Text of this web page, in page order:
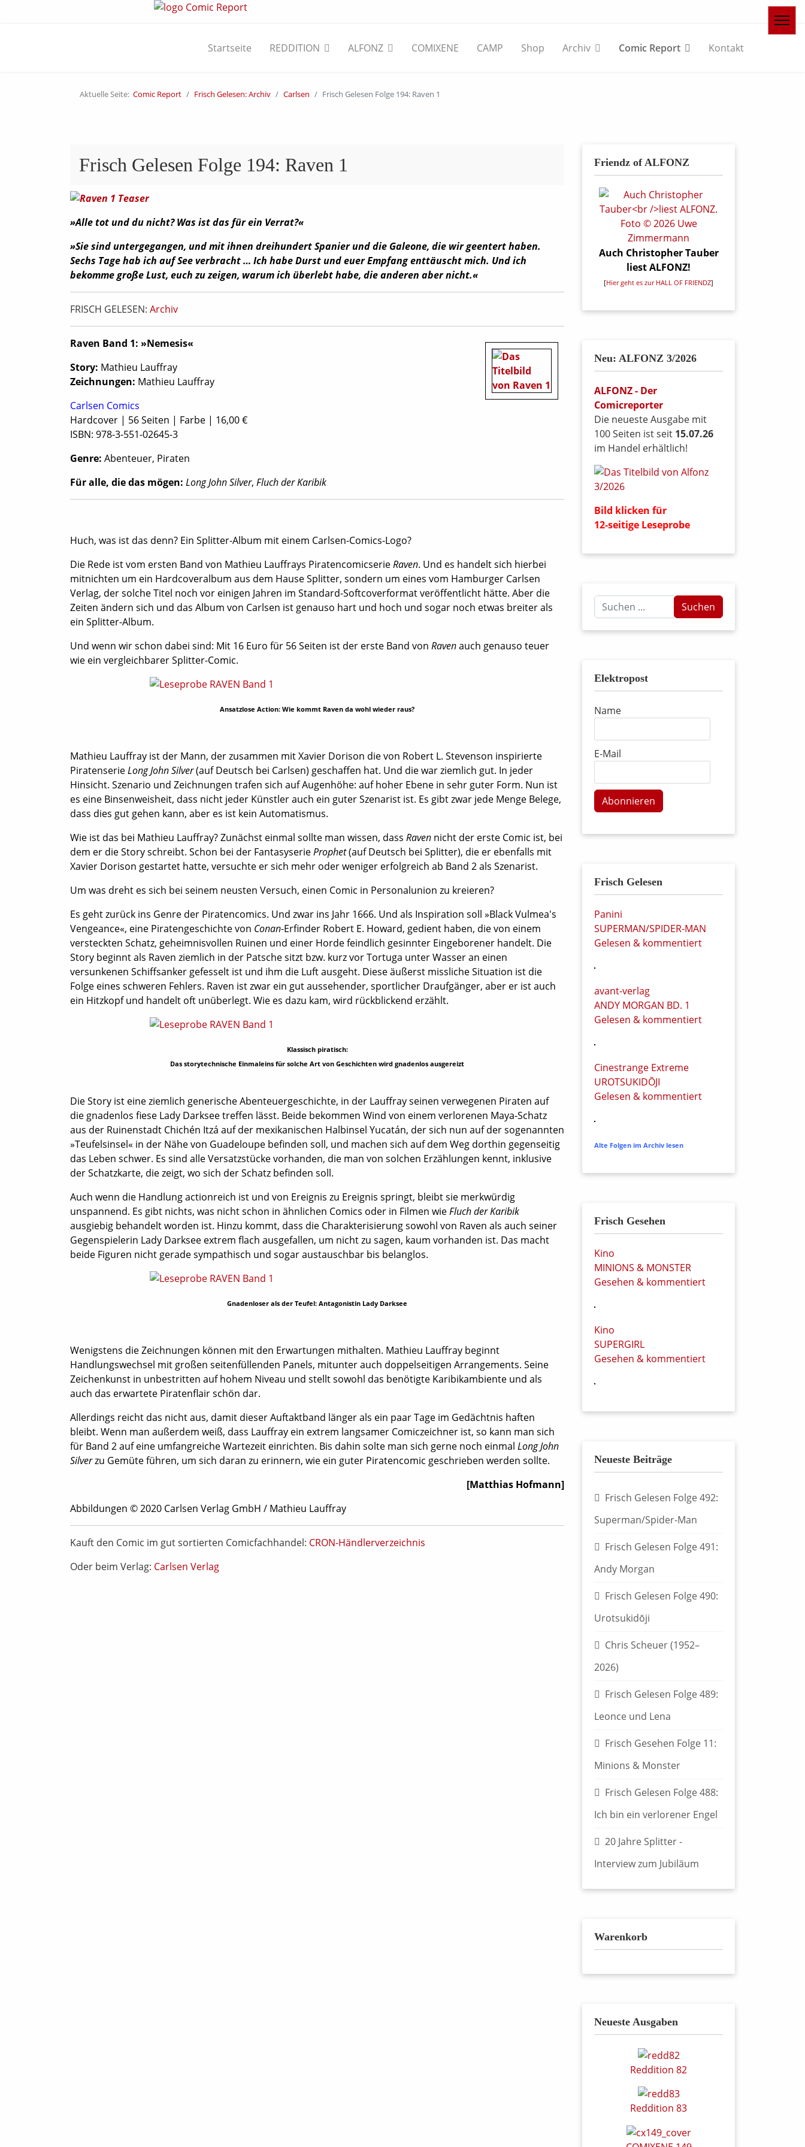
Startseite REDDITION ALFONZ COMIXENE CAMP Shop Archiv Comic Report Kontakt
Aktuelle Seite: Comic Report Frisch Gelesen: Archiv Carlsen Frisch Gelesen Folge 194: Raven 1
Frisch Gelesen Folge 194: Raven 1
»Alle tot und du nicht? Was ist das für ein Verrat?«
»Sie sind untergegangen, und mit ihnen dreihundert Spanier und die Galeone, die wir geentert haben.
Sechs Tage hab ich auf See verbracht … Ich habe Durst und euer Empfang enttäuscht mich. Und ich
bekomme große Lust, euch zu zeigen, warum ich überlebt habe, die anderen aber nicht.«
FRISCH GELESEN: Archiv
Raven Band 1: »Nemesis«
Story: Mathieu Lauffray
Zeichnungen: Mathieu Lauffray
Carlsen Comics
Hardcover | 56 Seiten | Farbe | 16,00 €
ISBN: 978-3-551-02645-3
Genre: Abenteuer, Piraten
Für alle, die das mögen: Long John Silver, Fluch der Karibik
Huch, was ist das denn? Ein Splitter-Album mit einem Carlsen-Comics-Logo?
Die Rede ist vom ersten Band von Mathieu Lauffrays PiratencomicserieRaven. Und es handelt sich hierbei
mitnichten um ein Hardcoveralbum aus dem Hause Splitter, sondern um eines vom Hamburger Carlsen
Verlag, der solche Titel noch vor einigen Jahren im Standard-Softcoverformat veröffentlicht hätte. Aber die
Zeiten ändern sich und das Album von Carlsen ist genauso hart und hoch und sogar noch etwas breiter als
ein Splitter-Album.
Und wenn wir schon dabei sind: Mit 16 Euro für 56 Seiten ist der erste Band von Ravenauch genauso teuer
wie ein vergleichbarer Splitter-Comic.
Ansatzlose Action: Wie kommt Raven da wohl wieder raus?
Mathieu Lauffray ist der Mann, der zusammen mit Xavier Dorison die von Robert L. Stevenson inspirierte
PiratenserieLong John Silver(auf Deutsch bei Carlsen) geschaffen hat. Und die war ziemlich gut. In jeder
Hinsicht. Szenario und Zeichnungen trafen sich auf Augenhöhe: auf hoher Ebene in sehr guter Form. Nun ist
es eine Binsenweisheit, dass nicht jeder Künstler auch ein guter Szenarist ist. Es gibt zwar jede Menge Belege,
dass dies gut gehen kann, aber es ist kein Automatismus.
Wie ist das bei Mathieu Lauffray? Zunächst einmal sollte man wissen, dass Raven nicht der erste Comic ist, bei
dem er die Story schreibt. Schon bei der FantasyserieProphet(auf Deutsch bei Splitter), die er ebenfalls mit
Xavier Dorison gestartet hatte, versuchte er sich mehr oder weniger erfolgreich ab Band 2 als Szenarist.
Um was dreht es sich bei seinem neusten Versuch, einen Comic in Personalunion zu kreieren?
Es geht zurück ins Genre der Piratencomics. Und zwar ins Jahr 1666. Und als Inspiration soll »Black Vulmea's
Vengeance«, eine Piratengeschichte von Conan-Erfinder Robert E. Howard, gedient haben, die von einem
versteckten Schatz, geheimnisvollen Ruinen und einer Horde feindlich gesinnter Eingeborener handelt. Die
Story beginnt als Raven ziemlich in der Patsche sitzt bzw. kurz vor Tortuga unter Wasser an einen
versunkenen Schiffsanker gefesselt ist und ihm die Luft ausgeht. Diese äußerst missliche Situation ist die
Folge eines schweren Fehlers. Raven ist zwar ein gut aussehender, sportlicher Draufgänger, aber er ist auch
ein Hitzkopf und handelt oft unüberlegt. Wie es dazu kam, wird rückblickend erzählt.
Klassisch piratisch:
Das storytechnische Einmaleins für solche Art von Geschichten wird gnadenlos ausgereizt
Die Story ist eine ziemlich generische Abenteuergeschichte, in der Lauffray seinen verwegenen Piraten auf
die gnadenlos fiese Lady Darksee treffen lässt. Beide bekommen Wind von einem verlorenen Maya-Schatz
aus der Ruinenstadt Chichén Itzá auf der mexikanischen Halbinsel Yucatán, der sich nun auf der sogenannten
»Teufelsinsel« in der Nähe von Guadeloupe befinden soll, und machen sich auf dem Weg dorthin gegenseitig
das Leben schwer. Es sind alle Versatzstücke vorhanden, die man von solchen Erzählungen kennt, inklusive
der Schatzkarte, die zeigt, wo sich der Schatz befinden soll.
Auch wenn die Handlung actionreich ist und von Ereignis zu Ereignis springt, bleibt sie merkwürdig
unspannend. Es gibt nichts, was nicht schon in ähnlichen Comics oder in Filmen wieFluch der Karibik
ausgiebig behandelt worden ist. Hinzu kommt, dass die Charakterisierung sowohl von Raven als auch seiner
Gegenspielerin Lady Darksee extrem flach ausgefallen, um nicht zu sagen, kaum vorhanden ist. Das macht
beide Figuren nicht gerade sympathisch und sogar austauschbar bis belanglos.
Gnadenloser als der Teufel: Antagonistin Lady Darksee
Wenigstens die Zeichnungen können mit den Erwartungen mithalten. Mathieu Lauffray beginnt
Handlungswechsel mit großen seitenfüllenden Panels, mitunter auch doppelseitigen Arrangements. Seine
Zeichenkunst in unbestritten auf hohem Niveau und stellt sowohl das benötigte Karibikambiente und als
auch das erwartete Piratenflair schön dar.
Allerdings reicht das nicht aus, damit dieser Auftaktband länger als ein paar Tage im Gedächtnis haften
bleibt. Wenn man außerdem weiß, dass Lauffray ein extrem langsamer Comiczeichner ist, so kann man sich
für Band 2 auf eine umfangreiche Wartezeit einrichten. Bis dahin solte man sich gerne noch einmal Long John
Silverzu Gemüte führen, um sich daran zu erinnern, wie ein guter Piratencomic geschrieben werden sollte.
[Matthias Hofmann]
Abbildungen © 2020 Carlsen Verlag GmbH / Mathieu Lauffray
Kauft den Comic im gut sortierten Comicfachhandel: CRON-Händlerverzeichnis
Oder beim Verlag: Carlsen Verlag
Friendz of ALFONZ
Auch Christopher Tauber
liest ALFONZ!
[Hier geht es zur HALL OF FRIENDZ]
Neu: ALFONZ 3/2026
ALFONZ - Der
Comicreporter
Die neueste Ausgabe mit
100 Seiten ist seit 15.07.26
im Handel erhältlich!
Bild klicken für
12-seitige Leseprobe
Suchen
...
Suchen
Elektropost
Name
E-Mail
Abonnieren
Frisch Gelesen
Panini
SUPERMAN/SPIDER-MAN
Gelesen & kommentiert
avant-verlag
ANDY MORGAN BD. 1
Gelesen & kommentiert
Cinestrange Extreme
UROTSUKIDŌJI
Gelesen & kommentiert
Alte Folgen im Archiv lesen
Frisch Gesehen
Kino
MINIONS & MONSTER
Gesehen & kommentiert
Kino
SUPERGIRL
Gesehen & kommentiert
Neueste Beiträge
Frisch Gelesen Folge 492:
Superman/Spider-Man
Frisch Gelesen Folge 491:
Andy Morgan
Frisch Gelesen Folge 490:
Urotsukidōji
Chris Scheuer (1952–
2026)
Frisch Gelesen Folge 489:
Leonce und Lena
Frisch Gesehen Folge 11:
Minions & Monster
Frisch Gelesen Folge 488:
Ich bin ein verlorener Engel
20 Jahre Splitter -
Interview zum Jubiläum
Warenkorb
Neueste Ausgaben
Reddition 82
Reddition 83